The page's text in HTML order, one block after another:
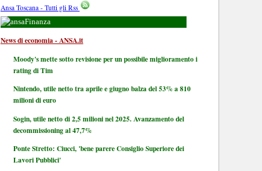
Ansa Toscana - Tutti gli Rss
Finanza
News di economia - ANSA.it
Moody's mette sotto revisione per un possibile miglioramento i
rating di Tim
Nintendo, utile netto tra aprile e giugno balza del 53% a 810
milioni di euro
Sogin, utile netto di 2,5 milioni nel 2025. Avanzamento del
decommissioning al 47,7%
Ponte Stretto: Ciucci, 'bene parere Consiglio Superiore dei
Lavori Pubblici'